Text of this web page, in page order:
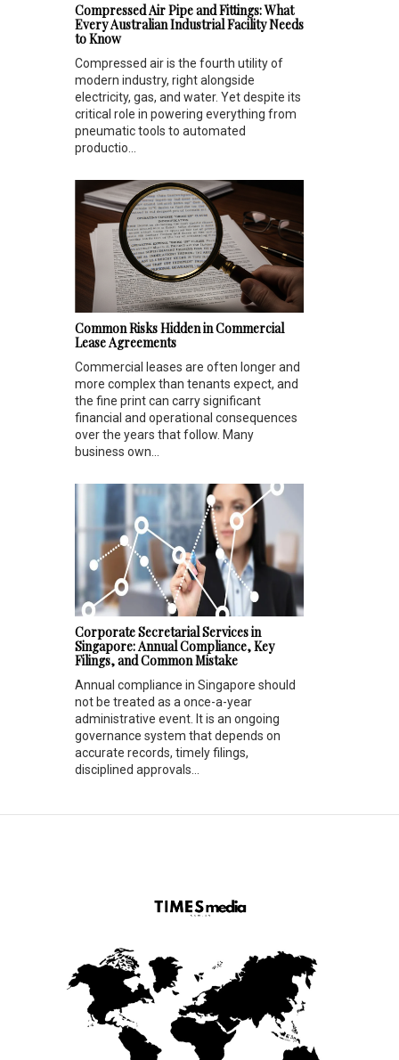
Compressed Air Pipe and Fittings: What
Every Australian Industrial Facility Needs
to Know
Compressed air is the fourth utility of
modern industry, right alongside
electricity, gas, and water. Yet despite its
critical role in powering everything from
pneumatic tools to automated
productio...
Common Risks Hidden in Commercial
Lease Agreements
Commercial leases are often longer and
more complex than tenants expect, and
the fine print can carry significant
financial and operational consequences
over the years that follow. Many
business own...
Corporate Secretarial Services in
Singapore: Annual Compliance, Key
Filings, and Common Mistake
Annual compliance in Singapore should
not be treated as a once-a-year
administrative event. It is an ongoing
governance system that depends on
accurate records, timely filings,
disciplined approvals...